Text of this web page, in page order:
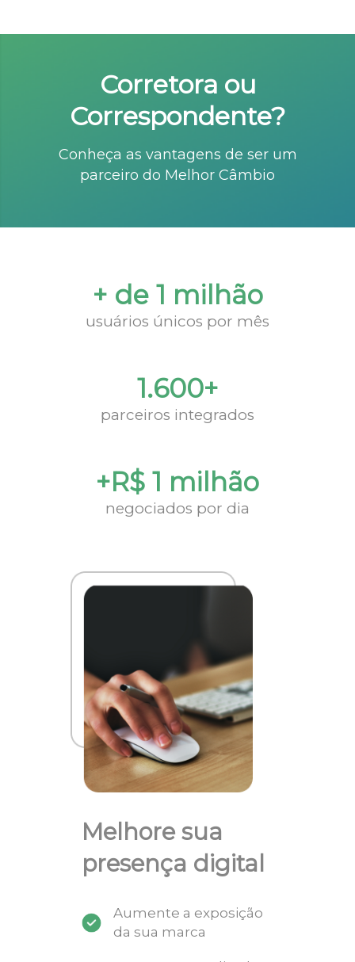
Corretora ou
Correspondente?
Conheça as vantagens de ser um
parceiro do Melhor Câmbio
+ de 1 milhão
usuários únicos por mês
1.600+
parceiros integrados
+R$ 1 milhão
negociados por dia
Melhore sua
presença digital
Aumente a exposição
da sua marca